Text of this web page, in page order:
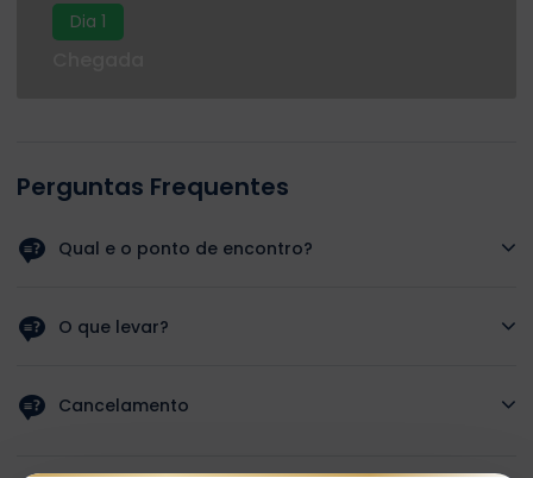
Dia 1
Perguntas Frequentes
Qual e o ponto de encontro?
O que levar?
fotografica.
Cancelamento